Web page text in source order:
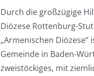
Durch die großzügige
Diözese Rottenburg-
„Armenischen Diözese“
Gemeinde in Baden-
zweistöckiges, mit